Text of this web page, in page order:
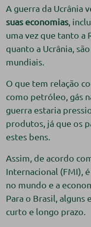
A guerra da Ucrânia
suas economias ,
uma vez que tanto a
quanto a Ucrânia,
mundiais.
O que tem relação
como petróleo, gás
guerra estaria
produtos, já que os
estes bens.
Assim, de acordo
Internacional (FMI),
no mundo e a
Para o Brasil, alguns
curto e longo prazo.